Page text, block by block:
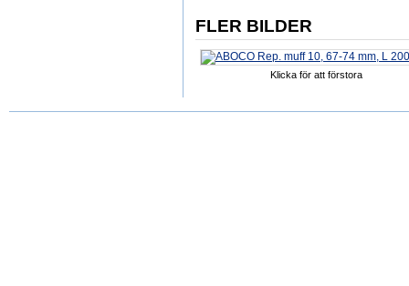
FLER BILDER
Klicka för att förstora